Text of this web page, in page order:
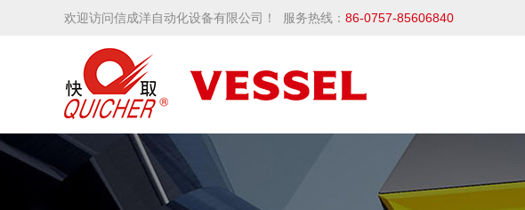
欢迎访问信成洋自动化设备有限公司！ 服务热线： 86-0757-85606840